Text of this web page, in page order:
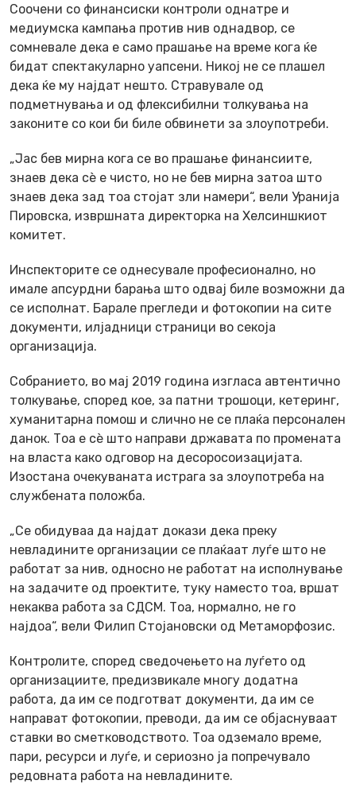
Соочени со финансиски контроли однатре и
медиумска кампања против нив однадвор, се
сомневале дека е само прашање на време кога ќе
бидат спектакуларно уапсени. Никој не се плашел
дека ќе му најдат нешто. Стравувале од
подметнувања и од флексибилни толкувања на
законите со кои би биле обвинети за злоупотреби.
„Јас бев мирна кога се во прашање финансиите,
знаев дека сè е чисто, но не бев мирна затоа што
знаев дека зад тоа стојат зли намери“, вели Уранија
Пировска, извршната директорка на Хелсиншкиот
комитет.
Инспекторите се однесувале професионално, но
имале апсурдни барања што одвај биле возможни да
се исполнат. Барале прегледи и фотокопии на сите
документи, илјадници страници во секоја
организација.
Собранието, во мај 2019 година изгласа автентично
толкување, според кое, за патни трошоци, кетеринг,
хуманитарна помош и слично не се плаќа персонален
данок. Тоа е сè што направи државата по промената
на власта како одговор на десоросоизацијата.
Изостана очекуваната истрага за злоупотреба на
службената положба.
„Се обидуваа да најдат докази дека преку
невладините организации се плаќаат луѓе што не
работат за нив, односно не работат на исполнување
на задачите од проектите, туку наместо тоа, вршат
некаква работа за СДСМ. Тоа, нормално, не го
најдоа“, вели Филип Стојановски од Метаморфозис.
Контролите, според сведочењето на луѓето од
организациите, предизвикале многу додатна
работа, да им се подготват документи, да им се
направат фотокопии, преводи, да им се објаснуваат
ставки во сметководството. Тоа одземало време,
пари, ресурси и луѓе, и сериозно ја попречувало
редовната работа на невладините.